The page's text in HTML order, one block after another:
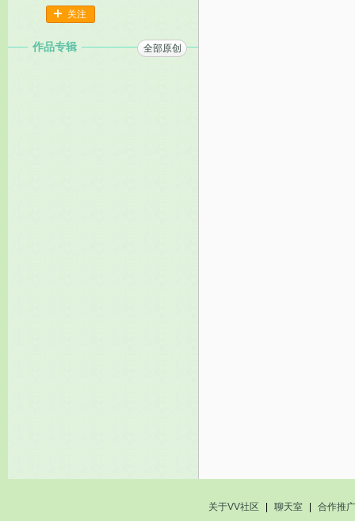
关注
作品专辑 全部原创
关于VV社区 聊天室 合作推广